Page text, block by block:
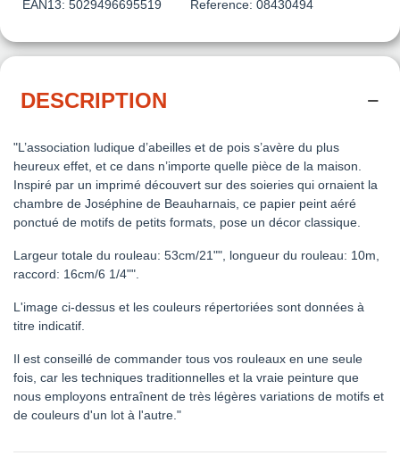
EAN13: 5029496695519 Reference: 08430494
DESCRIPTION
"L’association ludique d’abeilles et de pois s’avère du plus
heureux effet, et ce dans n’importe quelle pièce de la maison.
Inspiré par un imprimé découvert sur des soieries qui ornaient la
chambre de Joséphine de Beauharnais, ce papier peint aéré
ponctué de motifs de petits formats, pose un décor classique.
Largeur totale du rouleau: 53cm/21"", longueur du rouleau: 10m,
raccord: 16cm/6 1/4"".
L'image ci-dessus et les couleurs répertoriées sont données à
titre indicatif.
Il est conseillé de commander tous vos rouleaux en une seule
fois, car les techniques traditionnelles et la vraie peinture que
nous employons entraînent de très légères variations de motifs et
de couleurs d'un lot à l'autre."